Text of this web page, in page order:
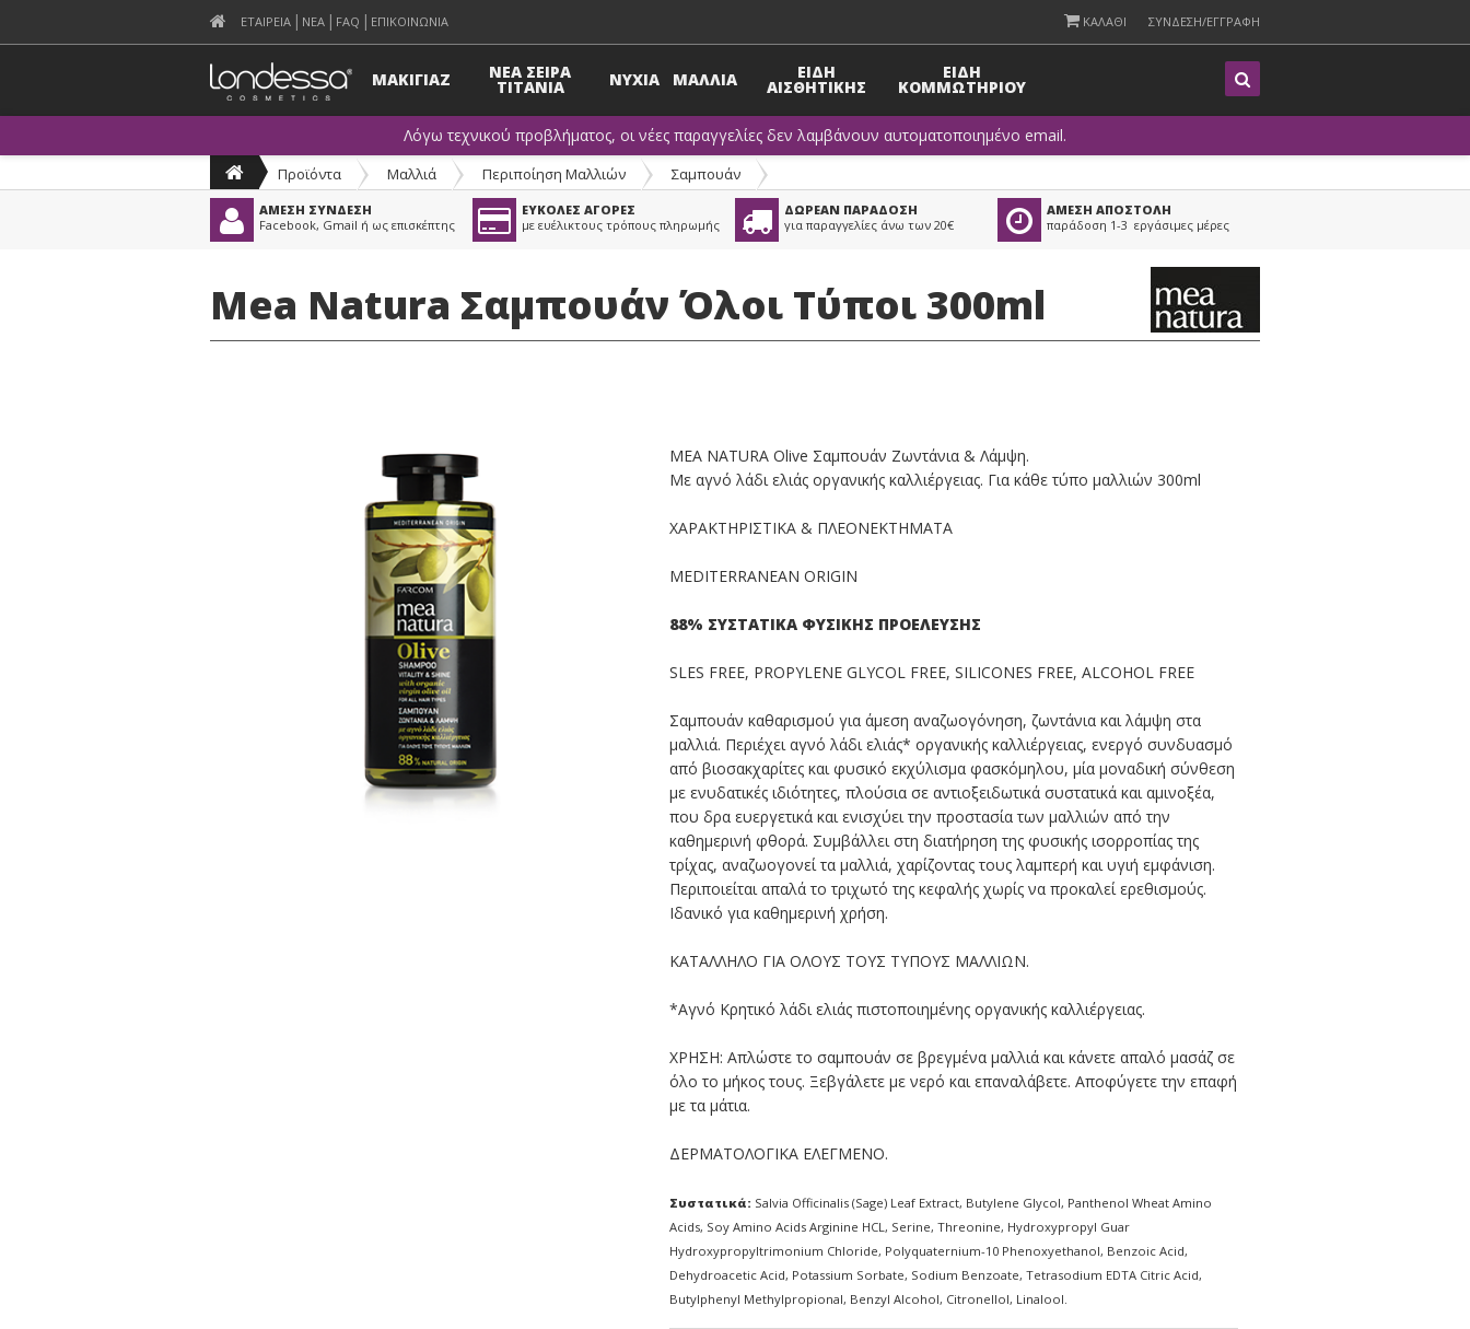
ΕΤΑΙΡΕΙΑ ΝΕΑ FAQ ΕΠΙΚΟΙΝΩΝΙΑ ΚΑΛΑΘΙ ΣΥΝΔΕΣΗ/ΕΓΓΡΑΦΗ
ΜΑΚΙΓΙΑΖ ΝΕΑ ΣΕΙΡΑ
TITANIA ΝΥΧΙΑ ΜΑΛΛΙΑ ΕΙΔΗ
ΑΙΣΘΗΤΙΚΗΣ
ΕΙΔΗ
ΚΟΜΜΩΤΗΡΙΟΥ
Λόγω τεχνικού προβλήματος, οι νέες παραγγελίες δεν λαμβάνουν αυτοματοποιημένο email.
Προϊόντα > Μαλλιά > Περιποίηση Μαλλιών > Σαμπουάν
ΑΜΕΣΗ ΣΥΝΔΕΣΗ
Facebook, Gmail ή ως επισκέπτης
ΕΥΚΟΛΕΣ ΑΓΟΡΕΣ
με ευέλικτους τρόπους πληρωμής
ΔΩΡΕΑΝ ΠΑΡΑΔΟΣΗ
για παραγγελίες άνω των 20€
ΑΜΕΣΗ ΑΠΟΣΤΟΛΗ
παράδοση 1-3 εργάσιμες μέρες
Mea Natura Σαμπουάν Όλοι Τύποι 300ml
MEA NATURA Olive Σαμπουάν Ζωντάνια & Λάμψη.
Με αγνό λάδι ελιάς οργανικής καλλιέργειας. Για κάθε τύπο μαλλιών 300ml
ΧΑΡΑΚΤΗΡΙΣΤΙΚΑ & ΠΛΕΟΝΕΚΤΗΜΑΤΑ
MEDITERRANEAN ORIGIN
88% ΣΥΣΤΑΤΙΚΑ ΦΥΣΙΚΗΣ ΠΡΟΕΛΕΥΣΗΣ
SLES FREE, PROPYLENE GLYCOL FREE, SILICONES FREE, ALCOHOL FREE
Σαμπουάν καθαρισμού για άμεση αναζωογόνηση, ζωντάνια και λάμψη στα
μαλλιά. Περιέχει αγνό λάδι ελιάς* οργανικής καλλιέργειας, ενεργό συνδυασμό
από βιοσακχαρίτες και φυσικό εκχύλισμα φασκόμηλου, μία μοναδική σύνθεση
με ενυδατικές ιδιότητες, πλούσια σε αντιοξειδωτικά συστατικά και αμινοξέα,
που δρα ευεργετικά και ενισχύει την προστασία των μαλλιών από την
καθημερινή φθορά. Συμβάλλει στη διατήρηση της φυσικής ισορροπίας της
τρίχας, αναζωογονεί τα μαλλιά, χαρίζοντας τους λαμπερή και υγιή εμφάνιση.
Περιποιείται απαλά το τριχωτό της κεφαλής χωρίς να προκαλεί ερεθισμούς.
Ιδανικό για καθημερινή χρήση.
ΚΑΤΑΛΛΗΛO ΓΙΑ ΟΛΟΥΣ ΤΟΥΣ ΤΥΠΟΥΣ ΜΑΛΛΙΩΝ.
*Aγνό Κρητικό λάδι ελιάς πιστοποιημένης οργανικής καλλιέργειας.
ΧΡΗΣΗ: Απλώστε το σαμπουάν σε βρεγμένα μαλλιά και κάνετε απαλό μασάζ σε
όλο το μήκος τους. Ξεβγάλετε με νερό και επαναλάβετε. Αποφύγετε την επαφή
με τα μάτια.
ΔΕΡΜΑΤΟΛΟΓΙΚΑ ΕΛΕΓΜΕΝΟ.
Συστατικά: Salvia Officinalis (Sage) Leaf Extract, Butylene Glycol, Panthenol Wheat Amino
Acids, Soy Amino Acids Arginine HCL, Serine, Threonine, Hydroxypropyl Guar
Hydroxypropyltrimonium Chloride, Polyquaternium-10 Phenoxyethanol, Benzoic Acid,
Dehydroacetic Acid, Potassium Sorbate, Sodium Benzoate, Tetrasodium EDTA Citric Acid,
Butylphenyl Methylpropional, Benzyl Alcohol, Citronellol, Linalool.